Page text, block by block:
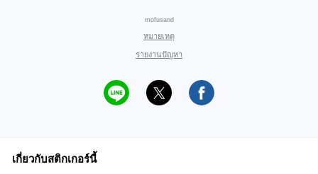
mofusand
หมายเหตุ
รายงานปัญหา
เกี่ยวกับสติกเกอร์นี้